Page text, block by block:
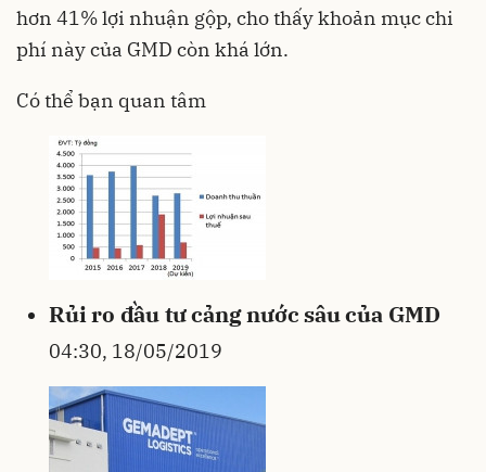
hơn 41% lợi nhuận gộp, cho thấy khoản mục chi
phí này của GMD còn khá lớn.
Có thể bạn quan tâm
Rủi ro đầu tư cảng nước sâu của GMD
04:30, 18/05/2019